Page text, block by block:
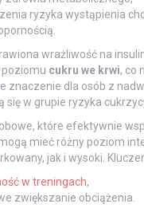
ryzyka wystąpienia
wrażliwość na
cukru we krwi, co
znaczenie dla osób z
się w grupie ryzyka
które efektywnie
mieć różny poziom
jak i wysoki.
w treningach,
zwiększanie obciążenia.